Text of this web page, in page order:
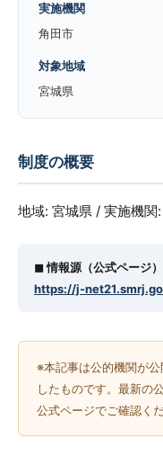
実施機関
角田市
対象地域
宮城県
制度の概要
地域: 宮城県 / 実施機
◼︎ 情報源（公式ページ）
https://j-
※本記事は公的機関が
したものです。最新の
公式ページでご確認くだ